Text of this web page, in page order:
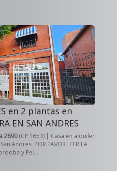
en 2 plantas en
EN SAN ANDRES
2690(CP 1653) | Casa en alquiler
Andres. POR FAVOR LEER LA
y Pel...